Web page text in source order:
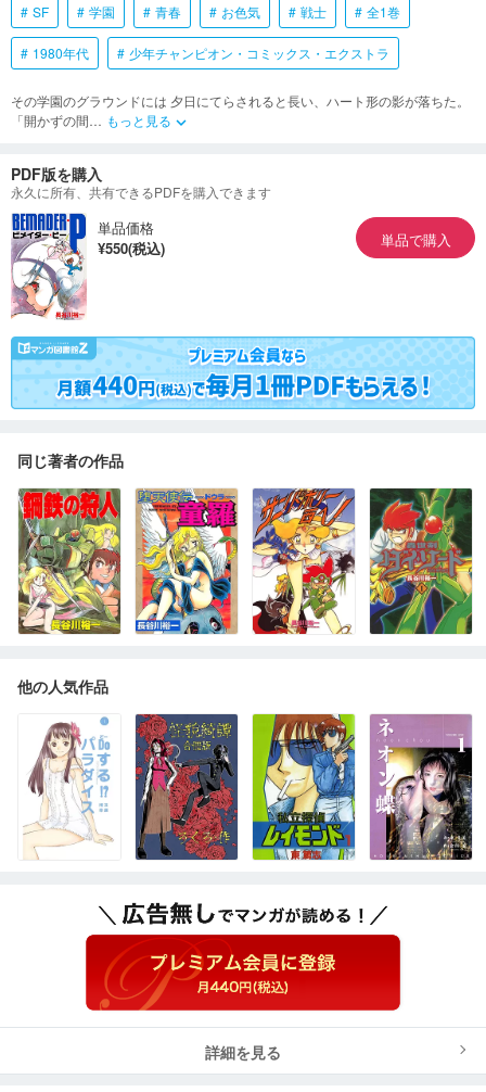
SF 学園 青春 お色気 戦士 全1巻
1980年代 少年チャンピオン・コミックス・エクストラ
その学園のグラウンドには 夕日にてらされると長い、ハート形の影が落ちた。
「開かずの間… もっと見る keyboard_arrow_down
PDF版を購入
永久に所有、共有できるPDFを購入できます
単品価格
¥550(税込)
単品で購入
同じ著者の作品
他の人気作品
詳細を見る